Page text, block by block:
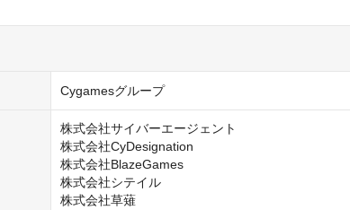
Cygamesグループ
株式会社サイバーエージェント
株式会社CyDesignation
株式会社BlazeGames
株式会社シテイル
株式会社草薙